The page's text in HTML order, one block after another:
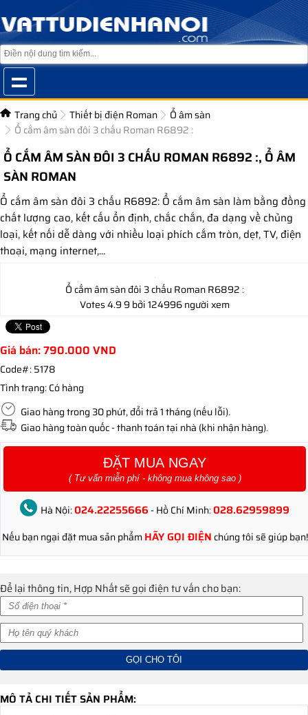
Trang chủ Thiết bị điện Roman
Ổ âm sàn
Ổ cắm âm sàn đôi 3 chấu Roman R6892 :
Ổ CẮM ÂM SÀN ĐÔI 3 CHẤU ROMAN R6892 :, Ổ ÂM
SÀN ROMAN
Ổ cắm âm sàn đôi 3 chấu R6892: Ổ cắm âm sàn làm bằng đồng
chất lượng cao, kết cấu ổn định, chắc chắn, đa dạng về chủng
loại, kết nối dễ dàng với nhiều loại phích cắm tròn, dẹt, TV, điện
thoại, mạng internet,...
Ổ cắm âm sàn đôi 3 chấu Roman R6892 :
Votes4.99bởi 124996 người xem
Giá bán:790.000 VND
Code#:5178
Tình trạng:Có hàng
Giao hàng trong 30 phút, đổi trả 1 tháng (nếu lỗi).
Giao hàng toàn quốc - thanh toán tại nhà (khi nhận hàng).
ĐẶT MUA NGAY
( Tư vấn miễn phí - không mua không sao )
Hà Nội:024.22255666 - Hồ Chí Minh:028.62959899
Nếu bạn ngại đặt mua sản phẩmHÃY GỌI ĐIỆN chúng tôi sẽ giúp bạn!
Để lại thông tin, Hợp Nhất sẽ gọi điện tư vấn cho bạn:
MÔ TẢ CHI TIẾT SẢN PHẨM: